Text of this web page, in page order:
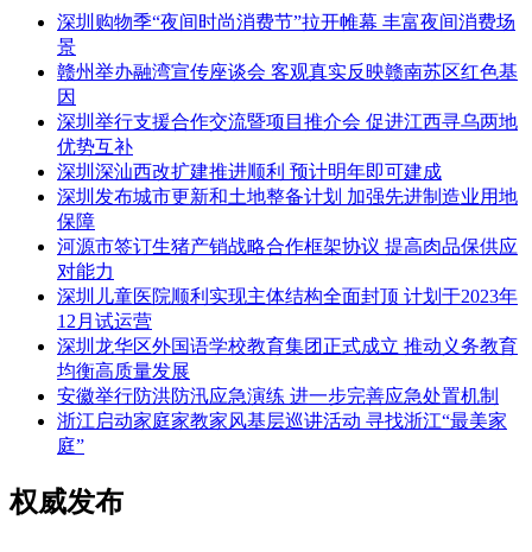
深圳购物季“夜间时尚消费节”拉开帷幕 丰富夜间消费场
景
赣州举办融湾宣传座谈会 客观真实反映赣南苏区红色基
因
深圳举行支援合作交流暨项目推介会 促进江西寻乌两地
优势互补
深圳深汕西改扩建推进顺利 预计明年即可建成
深圳发布城市更新和土地整备计划 加强先进制造业用地
保障
河源市签订生猪产销战略合作框架协议 提高肉品保供应
对能力
深圳儿童医院顺利实现主体结构全面封顶 计划于2023年
12月试运营
深圳龙华区外国语学校教育集团正式成立 推动义务教育
均衡高质量发展
安徽举行防洪防汛应急演练 进一步完善应急处置机制
浙江启动家庭家教家风基层巡讲活动 寻找浙江“最美家
庭”
权威发布